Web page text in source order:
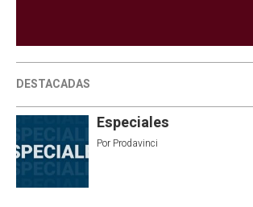
DESTACADAS
Especiales
Por Prodavinci